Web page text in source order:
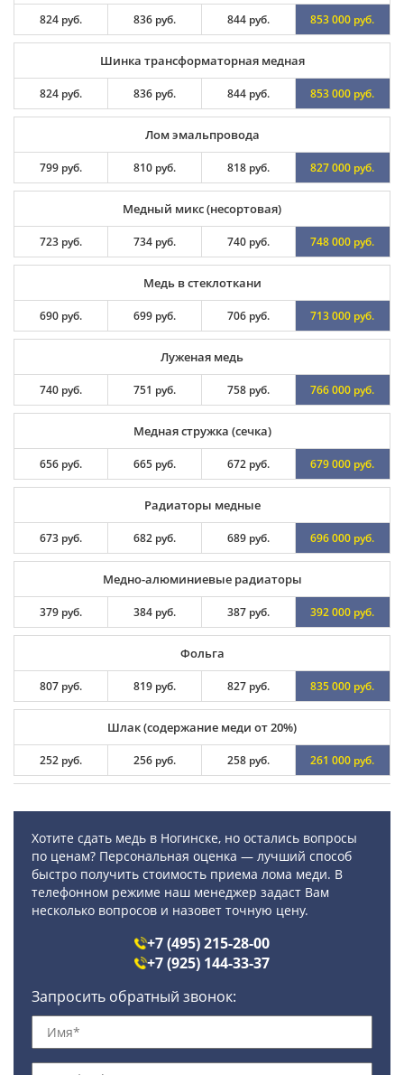
824 руб. 836 руб. 844 руб. 853 000 руб.
Шинка трансформаторная медная
824 руб. 836 руб. 844 руб. 853 000 руб.
Лом эмальпровода
799 руб. 810 руб. 818 руб. 827 000 руб.
Медный микс (несортовая)
723 руб. 734 руб. 740 руб. 748 000 руб.
Медь в стеклоткани
690 руб. 699 руб. 706 руб. 713 000 руб.
Луженая медь
740 руб. 751 руб. 758 руб. 766 000 руб.
Медная стружка (сечка)
656 руб. 665 руб. 672 руб. 679 000 руб.
Радиаторы медные
673 руб. 682 руб. 689 руб. 696 000 руб.
Медно-алюминиевые радиаторы
379 руб. 384 руб. 387 руб. 392 000 руб.
Фольга
807 руб. 819 руб. 827 руб. 835 000 руб.
Шлак (содержание меди от 20%)
252 руб. 256 руб. 258 руб. 261 000 руб.
Хотите сдать медь в Ногинске, но остались вопросы
по ценам? Персональная оценка — лучший способ
быстро получить стоимость приема лома меди. В
телефонном режиме наш менеджер задаст Вам
несколько вопросов и назовет точную цену.
+7 (495) 215-28-00
+7 (925) 144-33-37
Запросить обратный звонок: